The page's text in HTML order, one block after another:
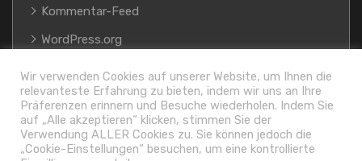
Kommentar-Feed
WordPress.org
Wir verwenden Cookies auf unserer Website, um Ihnen die
relevanteste Erfahrung zu bieten, indem wir uns an Ihre
Präferenzen erinnern und Besuche wiederholen. Indem Sie
auf „Alle akzeptieren“ klicken, stimmen Sie der
Verwendung ALLER Cookies zu. Sie können jedoch die
„Cookie-Einstellungen“ besuchen, um eine kontrollierte